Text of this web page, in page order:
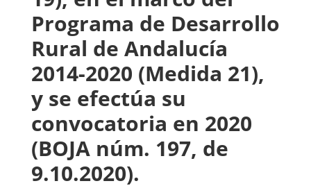
Programa de Desarrollo
Rural de Andalucía
2014-2020 (Medida 21),
y se efectúa su
convocatoria en 2020
(BOJA núm. 197, de
9.10.2020).